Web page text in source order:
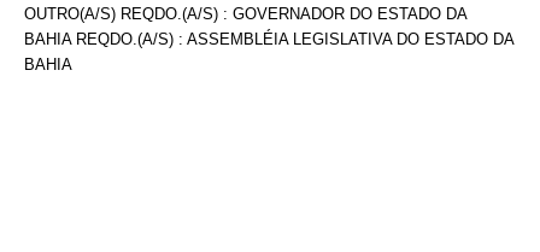
OUTRO(A/S) REQDO.(A/S) : GOVERNADOR DO ESTADO DA
BAHIA REQDO.(A/S) : ASSEMBLÉIA LEGISLATIVA DO ESTADO DA
BAHIA